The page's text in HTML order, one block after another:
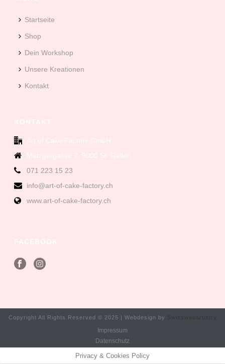
Startseite
Shop
Dein Workshop
Unsere Kreationen
Kontakt
071 223 15 23
info@art-of-cake-factory.ch
www.art-of-cake-factory.ch
Copyright All Rights Reserved © 2025 | Webdesign by Swisswebartistry
Impressum
Datenschutz
Privacy & Cookies Policy